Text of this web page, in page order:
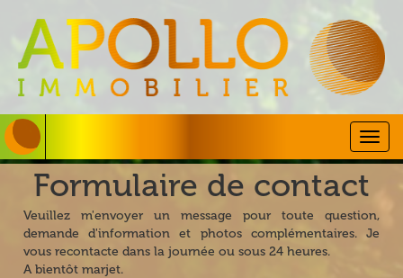
Formulaire de contact
Veuillez m'envoyer un message pour toute question,
demande d'information et photos complémentaires. Je
vous recontacte dans la journée ou sous 24 heures.
A bientôt marjet.